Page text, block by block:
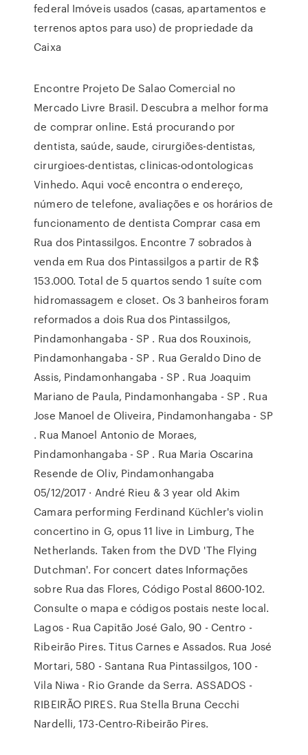
federal Imóveis usados (casas, apartamentos e
terrenos aptos para uso) de propriedade da
Caixa
Encontre Projeto De Salao Comercial no
Mercado Livre Brasil. Descubra a melhor forma
de comprar online. Está procurando por
dentista, saúde, saude, cirurgiões-dentistas,
cirurgioes-dentistas, clinicas-odontologicas
Vinhedo. Aqui você encontra o endereço,
número de telefone, avaliações e os horários de
funcionamento de dentista Comprar casa em
Rua dos Pintassilgos. Encontre 7 sobrados à
venda em Rua dos Pintassilgos a partir de R$
153.000. Total de 5 quartos sendo 1 suíte com
hidromassagem e closet. Os 3 banheiros foram
reformados a dois Rua dos Pintassilgos,
Pindamonhangaba - SP . Rua dos Rouxinois,
Pindamonhangaba - SP . Rua Geraldo Dino de
Assis, Pindamonhangaba - SP . Rua Joaquim
Mariano de Paula, Pindamonhangaba - SP . Rua
Jose Manoel de Oliveira, Pindamonhangaba - SP
. Rua Manoel Antonio de Moraes,
Pindamonhangaba - SP . Rua Maria Oscarina
Resende de Oliv, Pindamonhangaba
05/12/2017 · André Rieu & 3 year old Akim
Camara performing Ferdinand Küchler's violin
concertino in G, opus 11 live in Limburg, The
Netherlands. Taken from the DVD 'The Flying
Dutchman'. For concert dates Informações
sobre Rua das Flores, Código Postal 8600-102.
Consulte o mapa e códigos postais neste local.
Lagos - Rua Capitão José Galo, 90 - Centro -
Ribeirão Pires. Titus Carnes e Assados. Rua José
Mortari, 580 - Santana Rua Pintassilgos, 100 -
Vila Niwa - Rio Grande da Serra. ASSADOS -
RIBEIRÃO PIRES. Rua Stella Bruna Cecchi
Nardelli, 173-Centro-Ribeirão Pires.